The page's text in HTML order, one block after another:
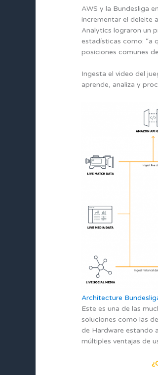
AWS y la Bundesliga
incrementar el deleite
Analytics lograron un
estadísticas como: “a
posiciones comunes
Ingesta el video del
aprende, analiza y
Architecture
Este es una de las
soluciones como las
de Hardware estando
múltiples ventajas de